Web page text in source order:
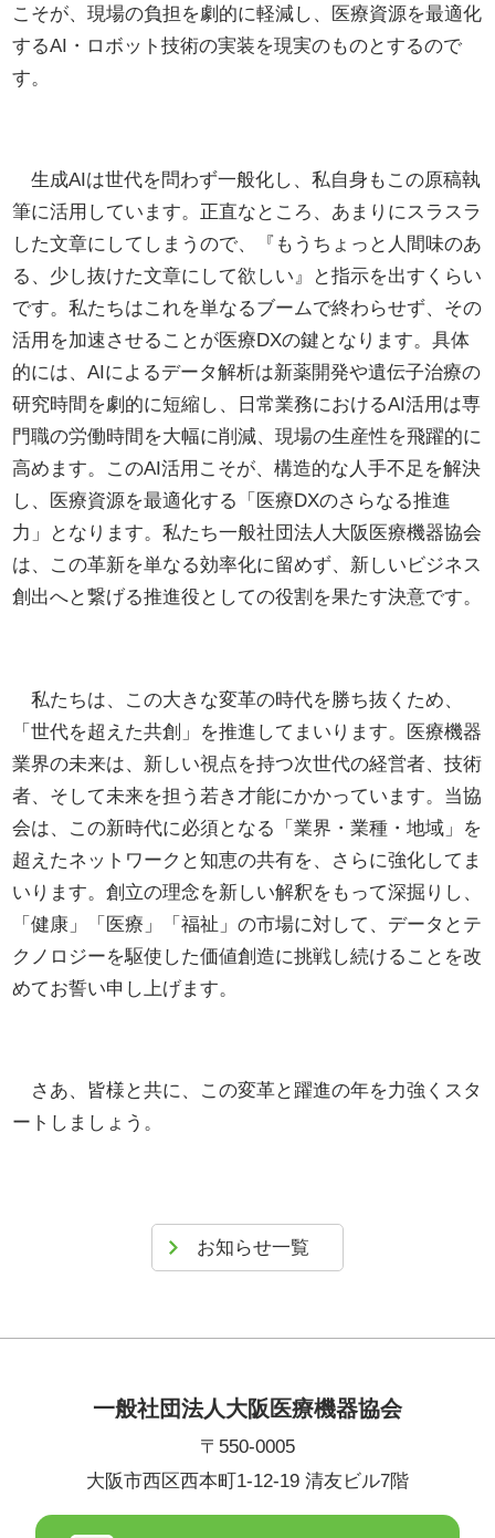
こそが、現場の負担を劇的に軽減し、医療資源を最適化
するAI・ロボット技術の実装を現実のものとするので
す。
生成AIは世代を問わず一般化し、私自身もこの原稿執
筆に活用しています。正直なところ、あまりにスラスラ
した文章にしてしまうので、『もうちょっと人間味のあ
る、少し抜けた文章にして欲しい』と指示を出すくらい
です。私たちはこれを単なるブームで終わらせず、その
活用を加速させることが医療DXの鍵となります。具体
的には、AIによるデータ解析は新薬開発や遺伝子治療の
研究時間を劇的に短縮し、日常業務におけるAI活用は専
門職の労働時間を大幅に削減、現場の生産性を飛躍的に
高めます。このAI活用こそが、構造的な人手不足を解決
し、医療資源を最適化する「医療DXのさらなる推進
力」となります。私たち一般社団法人大阪医療機器協会
は、この革新を単なる効率化に留めず、新しいビジネス
創出へと繋げる推進役としての役割を果たす決意です。
私たちは、この大きな変革の時代を勝ち抜くため、
「世代を超えた共創」を推進してまいります。医療機器
業界の未来は、新しい視点を持つ次世代の経営者、技術
者、そして未来を担う若き才能にかかっています。当協
会は、この新時代に必須となる「業界・業種・地域」を
超えたネットワークと知恵の共有を、さらに強化してま
いります。創立の理念を新しい解釈をもって深掘りし、
「健康」「医療」「福祉」の市場に対して、データとテ
クノロジーを駆使した価値創造に挑戦し続けることを改
めてお誓い申し上げます。
さあ、皆様と共に、この変革と躍進の年を力強くスタ
ートしましょう。
お知らせ一覧
一般社団法人大阪医療機器協会
〒550-0005
大阪市西区西本町1-12-19 清友ビル7階